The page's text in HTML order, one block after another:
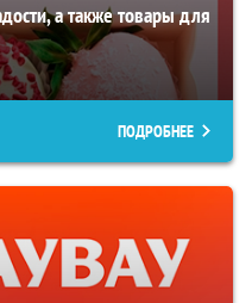
а также товары для
ПОДРОБНЕЕ